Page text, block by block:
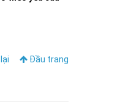
Đầu trang